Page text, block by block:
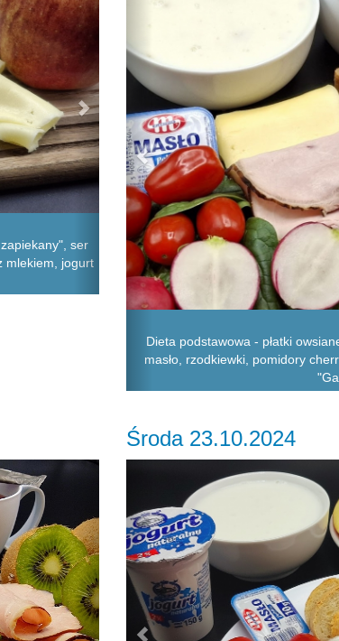
ser
mlekiem, jogurt
Dieta podstawowa - płatki
masło, rzodkiewki, pomidory
Środa 23.10.2024